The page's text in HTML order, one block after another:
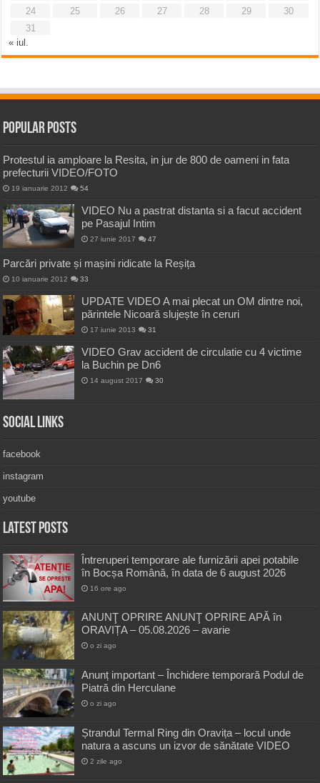
24
25 26 27 28 29
30
31
« iul.
Popular Posts
Protestul ia amploare la Resita, in jur de 800 de oameni in fata
prefecturii VIDEO/FOTO
19 ianuarie 2012 54
VIDEO Nu a pastrat distanta si a facut accident
pe Pasajul Intim
27 iunie 2017 47
Parcări private și mașini ridicate la Reșița
10 ianuarie 2012 33
UPDATE VIDEO A mai plecat un OM dintre noi,
părintele Nicoară slujește în ceruri
17 iunie 2013 31
VIDEO Grav accident de circulatie cu 4 victime
la Buchin pe Dn6
14 august 2017 30
Social Links
facebook
instagram
youtube
Latest Posts
Întreruperi temporare ale furnizării apei potabile
în Bocșa Română, în data de 6 august 2026
16 ore ago
ANUNŢ OPRIRE ANUNŢ OPRIRE APĂ în
ORAVIȚA – 05.08.2026 – avarie
o zi ago
Anunț important – Închidere temporară Podul de
Piatră din Herculane
o zi ago
Ștrandul Termal Ring din Oravița – locul unde
natura a ascuns un izvor de sănătate VIDEO
2 zile ago